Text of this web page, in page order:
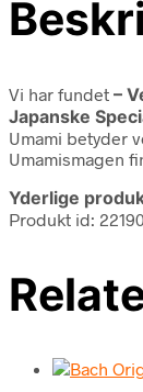
Vi har fundet –
Japanske
Umami betyder
Umamismagen
Yderlige
Produkt id: